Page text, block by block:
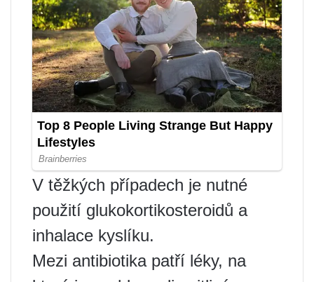
V těžkých případech je nutné
použití glukokortikosteroidů a
inhalace kyslíku.
Mezi antibiotika patří léky, na